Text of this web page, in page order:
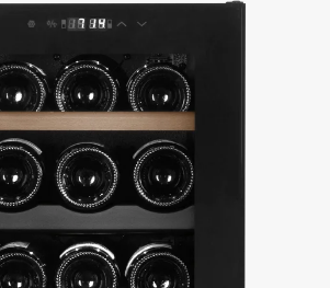
eine bestimmte Weinsorte
ein Modell mit nur einer Temperaturzone völlig
für die Aufbewahrung von Rotwein,
Weinkühler sind unkompliziert in der Nutzung
Weine jederzeit trinkbereit und in perfektem
ob für den täglichen Genuss oder besondere